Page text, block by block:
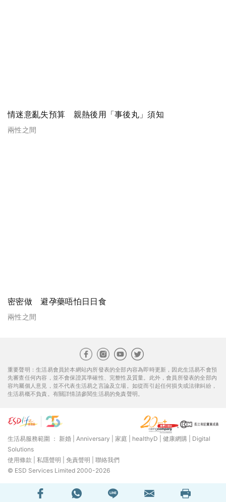
情迷意亂失預算 親熱後用「事後丸」須知
兩性之間
密密做 避孕藥唔怕日日食
兩性之間
重要聲明：生活易會員於本網站內所發表的全部內容為即時更新，因此生活易不會預
先審查任何內容，並不會保證其準確性、完整性及質量。此外，會員所發表的全部內
容均屬個人意見，並不代表生活易之言論及立場。如從而引起任何損失或法律糾紛，
生活易概不負責。有關詳情請參閱生活易的免責聲明。
生活易服務範圍 ： 新婚 Anniversary 家庭 healthyD 健康網購
Digital
Solutions
使用條款
私隱聲明 免責聲明
聯絡我們
© ESD Services Limited 2000-2026